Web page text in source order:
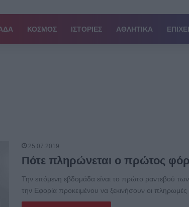
ΚΟΣΜΟΣ ΙΣΤΟΡΙΕΣ ΑΘΛΗΤΙΚΑ
25.07.2019
Πότε πληρώνεται ο πρώτος
Την επόμενη εβδομάδα είναι το πρώτο ραντεβού
την Εφορία προκειμένου να ξεκινήσουν οι πληρωμές